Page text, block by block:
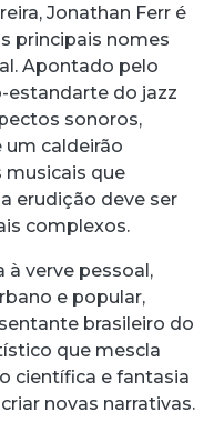
Jonathan Ferr é
principais nomes
Apontado pelo
do jazz
sonoros,
um caldeirão
musicais que
erudição deve ser
complexos.
verve pessoal,
e popular,
brasileiro do
que mescla
científica e fantasia
novas narrativas.